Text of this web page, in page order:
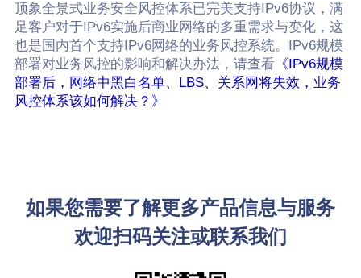
顶象全景式业务安全风控体系已完美支持IPv6协议，满
足客户对于IPv6实施后商业网络的多重需求与变化，这
也是国内首个支持IPv6网络的业务风控系统。IPv6规模
部署对业务风控的影响和解决办法，请查看《IPv6规模
部署后，网络中黑白名单、LBS、关系网将失效，业务
风控体系该如何解决？》
如果您需要了解更多产品信息与服务
欢迎扫码关注或联系我们